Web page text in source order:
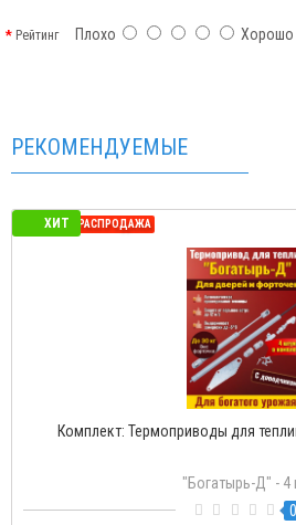
РейтингПлохо Хорошо
РЕКОМЕНДУЕМЫЕ
ХИТ
СЕЗОННАЯ РАСПРОДАЖА
Комплект: Термоприводы для
"Богатырь-Д" - 4
0